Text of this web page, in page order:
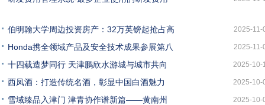
伯明翰大学周边投资房产：32万英镑起抢占高 2025-11-
Honda携全领域产品及安全技术成果参展第八 2025-11-
十四载造梦同行 天津鹏欣水游城与城市共向 2025-10-
西凤酒：打造传统名酒，彰显中国白酒魅力 2025-10-
雪域臻品入津门 津青协作谱新篇——黄南州 2025-10-